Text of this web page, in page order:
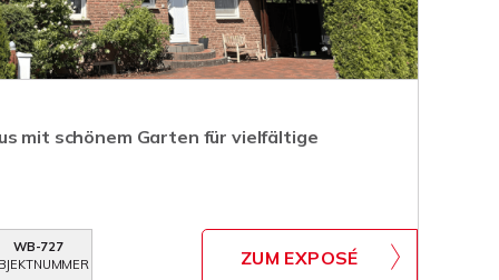
mit schönem Garten für vielfältige
WB-727
ZUM EXPOSÉ